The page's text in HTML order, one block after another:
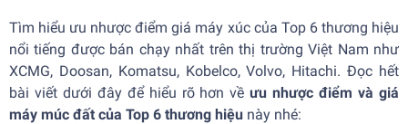
Tìm hiểu ưu nhược điểm giá máy xúc của Top 6 thương hiệu
nổi tiếng được bán chạy nhất trên thị trường Việt Nam như
XCMG, Doosan, Komatsu, Kobelco, Volvo, Hitachi. Đọc hết
bài viết dưới đây để hiểu rõ hơn vềưu nhược điểm và giá
máy múc đất của Top 6 thương hiệu này nhé: